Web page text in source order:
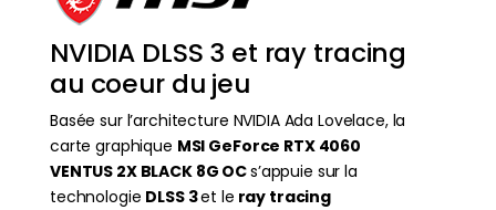
NVIDIA DLSS 3 et ray tracing
au coeur du jeu
Basée sur l’architecture NVIDIA Ada Lovelace, la
carte graphique MSI GeForce RTX 4060
VENTUS 2X BLACK 8G OCs’appuie sur la
technologie DLSS 3et le ray tracing